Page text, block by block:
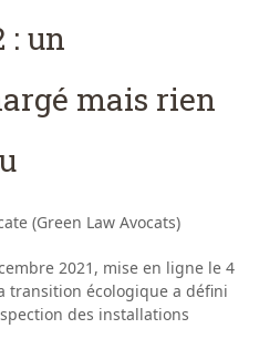
: un
mais rien
(Green Law Avocats)
2021, mise en ligne le 4
transition écologique a défini
des installations